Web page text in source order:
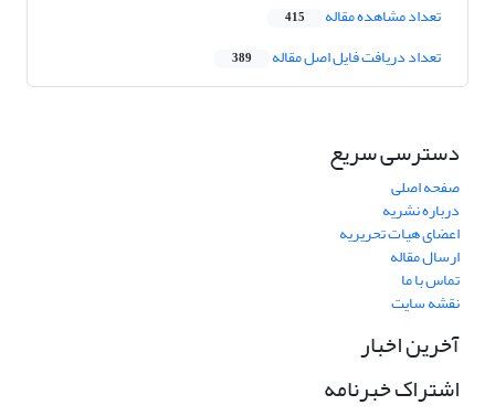
تعداد مشاهده مقاله 415
تعداد دریافت فایل اصل مقاله 389
دسترسی سریع
صفحه اصلی
درباره نشریه
اعضای هیات تحریریه
ارسال مقاله
تماس با ما
نقشه سایت
آخرین اخبار
اشتراک خبرنامه